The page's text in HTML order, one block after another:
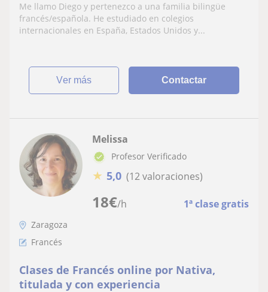
Me llamo Diego y pertenezco a una familia bilingüe
francés/española. He estudiado en colegios
internacionales en España, Estados Unidos y...
ver más Contactar
18€/h 1ª clase gratis
Melissa
Profesor Verificado
★ 5,0 (12 valoraciones)
Zaragoza
Francés
Clases de Francés online por Nativa,
titulada y con experiencia